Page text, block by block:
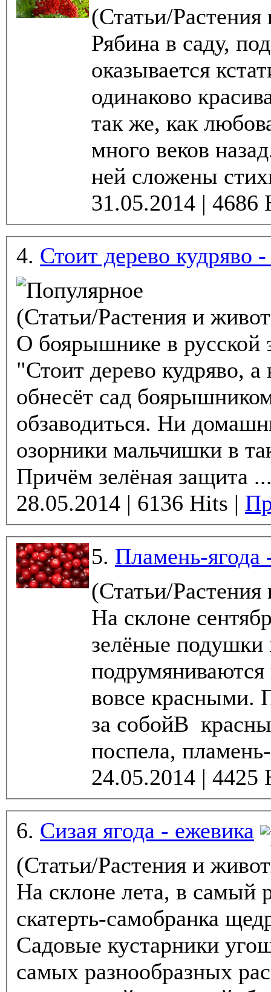
(Статьи/
Рябина в саду,
оказывается
одинаково
так же, как
много веков
ней сложены
4. Стоит дерево кудряво
(Статьи/Растения и
О боярышнике в русской
"Стоит дерево кудряво,
обнесёт сад
обзаводиться. Ни
озорники мальчишки в
Причём зелёная защита
28.05.2014 | 6136 Hits |
5. Пламень-ягода
(Статьи/
На склоне
зелёные подушки
подрумяниваются
вовсе красными.
за собойВ
поспела,
6. Сизая ягода - ежевика
(Статьи/Растения и
На склоне лета, в самый
скатерть-самобранка
Садовые кустарники
самых разнообразных